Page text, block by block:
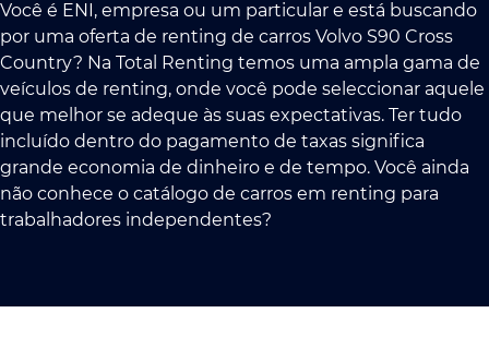
Você é ENI, empresa ou um particular e está buscando
por uma oferta de renting de carros Volvo S90 Cross
Country? Na Total Renting temos uma ampla gama de
veículos de renting, onde você pode seleccionar aquele
que melhor se adeque às suas expectativas. Ter tudo
incluído dentro do pagamento de taxas significa
grande economia de dinheiro e de tempo. Você ainda
não conhece o catálogo de carros em renting para
trabalhadores independentes?